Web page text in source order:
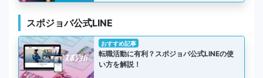
スポジョバ公式LINE
おすすめ記事
転職活動に有利？スポジョバ公式LINEの使
い方を解説！